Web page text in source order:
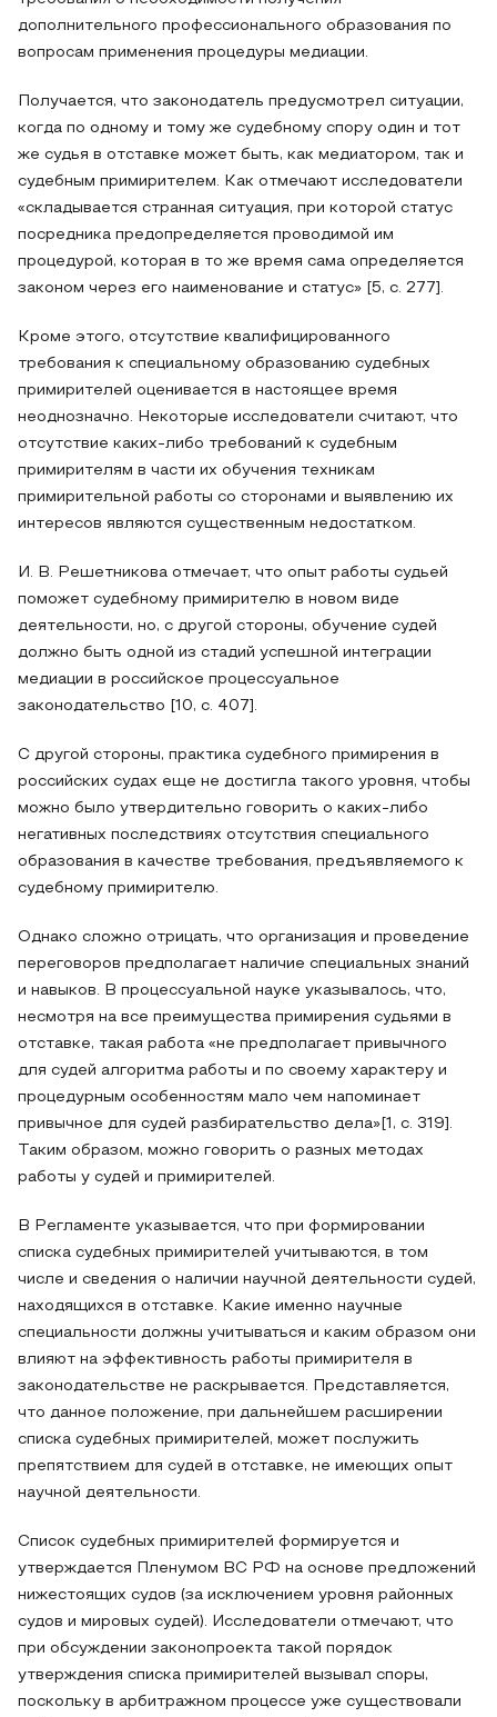
дополнительного профессионального образования по
вопросам применения процедуры медиации.
Получается, что законодатель предусмотрел ситуации,
когда по одному и тому же судебному спору один и тот
же судья в отставке может быть, как медиатором, так и
судебным примирителем. Как отмечают исследователи
«складывается странная ситуация, при которой статус
посредника предопределяется проводимой им
процедурой, которая в то же время сама определяется
законом через его наименование и статус» [5, с. 277].
Кроме этого, отсутствие квалифицированного
требования к специальному образованию судебных
примирителей оценивается в настоящее время
неоднозначно. Некоторые исследователи считают, что
отсутствие каких-либо требований к судебным
примирителям в части их обучения техникам
примирительной работы со сторонами и выявлению их
интересов являются существенным недостатком.
И. В. Решетникова отмечает, что опыт работы судьей
поможет судебному примирителю в новом виде
деятельности, но, с другой стороны, обучение судей
должно быть одной из стадий успешной интеграции
медиации в российское процессуальное
законодательство [10, с. 407].
С другой стороны, практика судебного примирения в
российских судах еще не достигла такого уровня, чтобы
можно было утвердительно говорить о каких-либо
негативных последствиях отсутствия специального
образования в качестве требования, предъявляемого к
судебному примирителю.
Однако сложно отрицать, что организация и проведение
переговоров предполагает наличие специальных знаний
и навыков. В процессуальной науке указывалось, что,
несмотря на все преимущества примирения судьями в
отставке, такая работа «не предполагает привычного
для судей алгоритма работы и по своему характеру и
процедурным особенностям мало чем напоминает
привычное для судей разбирательство дела»[1, с. 319].
Таким образом, можно говорить о разных методах
работы у судей и примирителей.
В Регламенте указывается, что при формировании
списка судебных примирителей учитываются, в том
числе и сведения о наличии научной деятельности судей,
находящихся в отставке. Какие именно научные
специальности должны учитываться и каким образом они
влияют на эффективность работы примирителя в
законодательстве не раскрывается. Представляется,
что данное положение, при дальнейшем расширении
списка судебных примирителей, может послужить
препятствием для судей в отставке, не имеющих опыт
научной деятельности.
Список судебных примирителей формируется и
утверждается Пленумом ВС РФ на основе предложений
нижестоящих судов (за исключением уровня районных
судов и мировых судей). Исследователи отмечают, что
при обсуждении законопроекта такой порядок
утверждения списка примирителей вызывал споры,
поскольку в арбитражном процессе уже существовали